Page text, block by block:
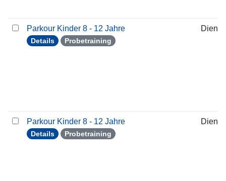
Parkour Kinder 8 - 12 Jahre
Details Probetraining
Parkour Kinder 8 - 12 Jahre
Details Probetraining